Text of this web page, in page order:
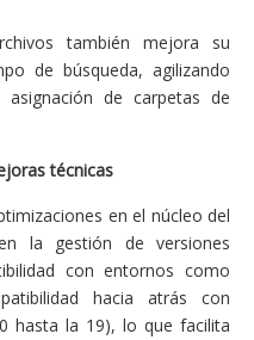
también mejora su
de búsqueda, agilizando
de carpetas de
técnicas
en el núcleo del
la gestión de versiones
con entornos como
hacia atrás con
hasta la 19), lo que facilita